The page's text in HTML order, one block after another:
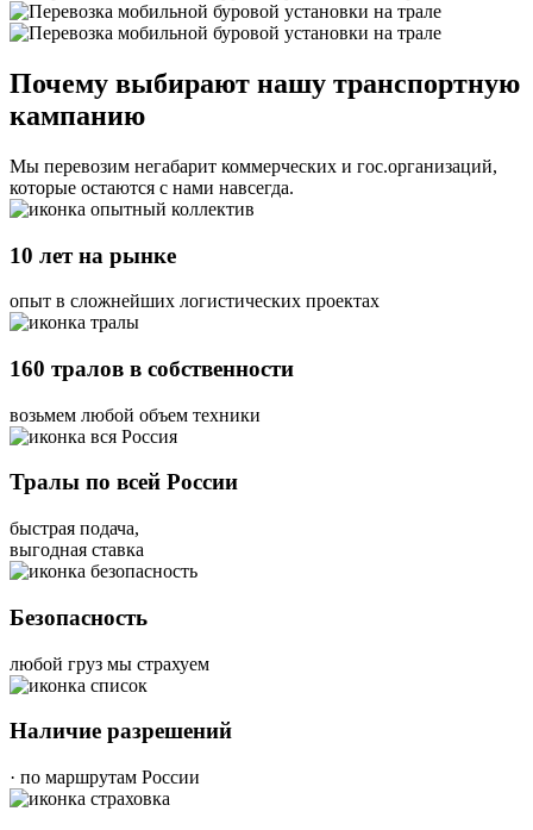
Почему выбирают нашу транспортную
кампанию
Мы перевозим негабарит коммерческих и гос.организаций,
которые остаются с нами навсегда.
10 лет на рынке
опыт в сложнейших логистических проектах
160 тралов в собственности
возьмем любой объем техники
Тралы по всей России
быстрая подача,
выгодная ставка
Безопасность
любой груз мы страхуем
Наличие разрешений
· по маршрутам России